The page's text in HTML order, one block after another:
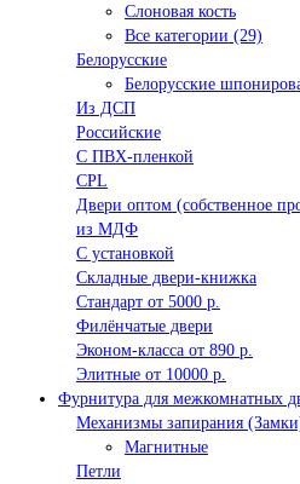
Слоновая кость
Все категории (29)
Белорусские
Белорусские
Из ДСП
Российские
C ПВХ-пленкой
CPL
Двери оптом (собственное
из МДФ
С установкой
Складные двери-книжка
Стандарт от 5000 р.
Филёнчатые двери
Эконом-класса от 890 р.
Элитные от 10000 р.
Фурнитура для межкомнатных
Механизмы запирания
Магнитные
Петли